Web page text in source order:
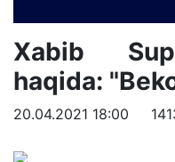
Xabib
haqida:
20.04.2021 18:00